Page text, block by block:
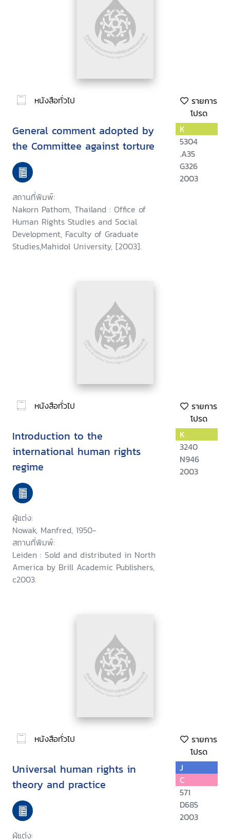
หนังสือทั่วไป
รายการ
โปรด
General comment adopted by
the Committee against torture
สถานที่พิมพ์:
Nakorn Pathom, Thailand : Office of
Human Rights Studies and Social
Development, Faculty of Graduate
Studies,Mahidol University, [2003].
K
5304
.A35
G326
2003
หนังสือทั่วไป
รายการ
โปรด
Introduction to the
international human rights
regime
ผู้แต่ง:
Nowak, Manfred, 1950-
สถานที่พิมพ์:
Leiden : Sold and distributed in North
America by Brill Academic Publishers,
c2003.
K
3240
N946
2003
หนังสือทั่วไป
รายการ
โปรด
Universal human rights in
theory and practice
ผู้แต่ง:
J
C
571
D685
2003